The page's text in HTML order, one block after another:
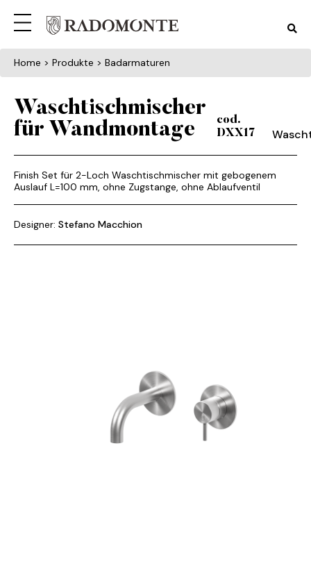
Home > Produkte > Badarmaturen
Waschtischmischer
für Wandmontage
cod.
DXX17
Finish Set für 2-Loch Waschtischmischer mit gebogenem
Auslauf L=100 mm, ohne Zugstange, ohne Ablaufventil
Designer: Stefano Macchion